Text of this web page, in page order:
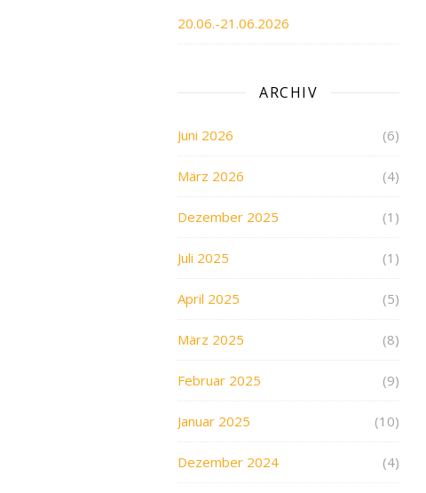
20.06.-21.06.2026
ARCHIV
Juni 2026 (6)
März 2026 (4)
Dezember 2025 (1)
Juli 2025 (1)
April 2025 (5)
März 2025 (8)
Februar 2025 (9)
Januar 2025 (10)
Dezember 2024 (4)